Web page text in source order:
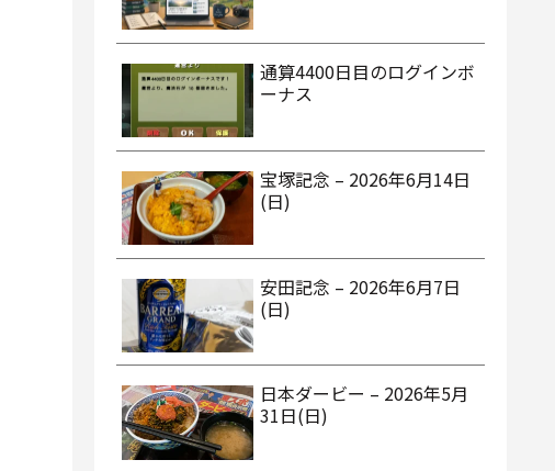
通算4400日目のログインボ
ーナス
宝塚記念 – 2026年6月14日
(日)
安田記念 – 2026年6月7日
(日)
日本ダービー – 2026年5月
31日(日)